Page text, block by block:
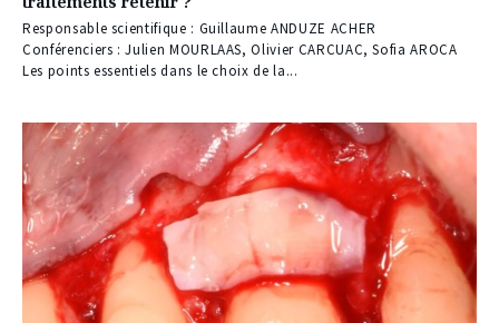
réservé
à
nos
abonnés
Responsable scientifique : Guillaume ANDUZE ACHER
Conférenciers : Julien MOURLAAS, Olivier CARCUAC, Sofia AROCA
Les points essentiels dans le choix de la...